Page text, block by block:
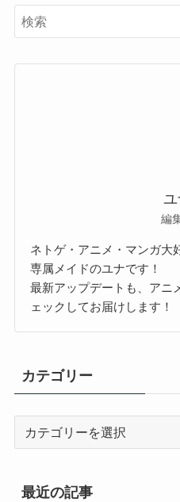
ユ
編
ネトゲ・アニメ・マンガ大
専属メイドのユナです！
最新アップデートも、アニ
ェックしてお届けします！
カテゴリー
リ
最近の記事